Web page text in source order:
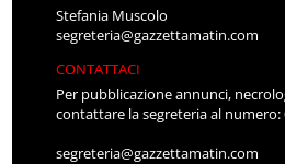
Stefania Muscolo
segreteria@gazzettamatin.com
CONTATTACI
Per pubblicazione annunci,
contattare la segreteria al numero:
segreteria@gazzettamatin.com